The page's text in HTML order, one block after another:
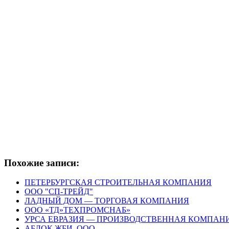
Похожие записи:
ПЕТЕРБУРГСКАЯ СТРОИТЕЛЬНАЯ КОМПАНИЯ
ООО "СП-ТРЕЙД"
ЛАДНЫЙ ДОМ — ТОРГОВАЯ КОМПАНИЯ
ООО «ТД»ТЕХПРОМСНАБ»
УРСА ЕВРАЗИЯ — ПРОИЗВОДСТВЕННАЯ